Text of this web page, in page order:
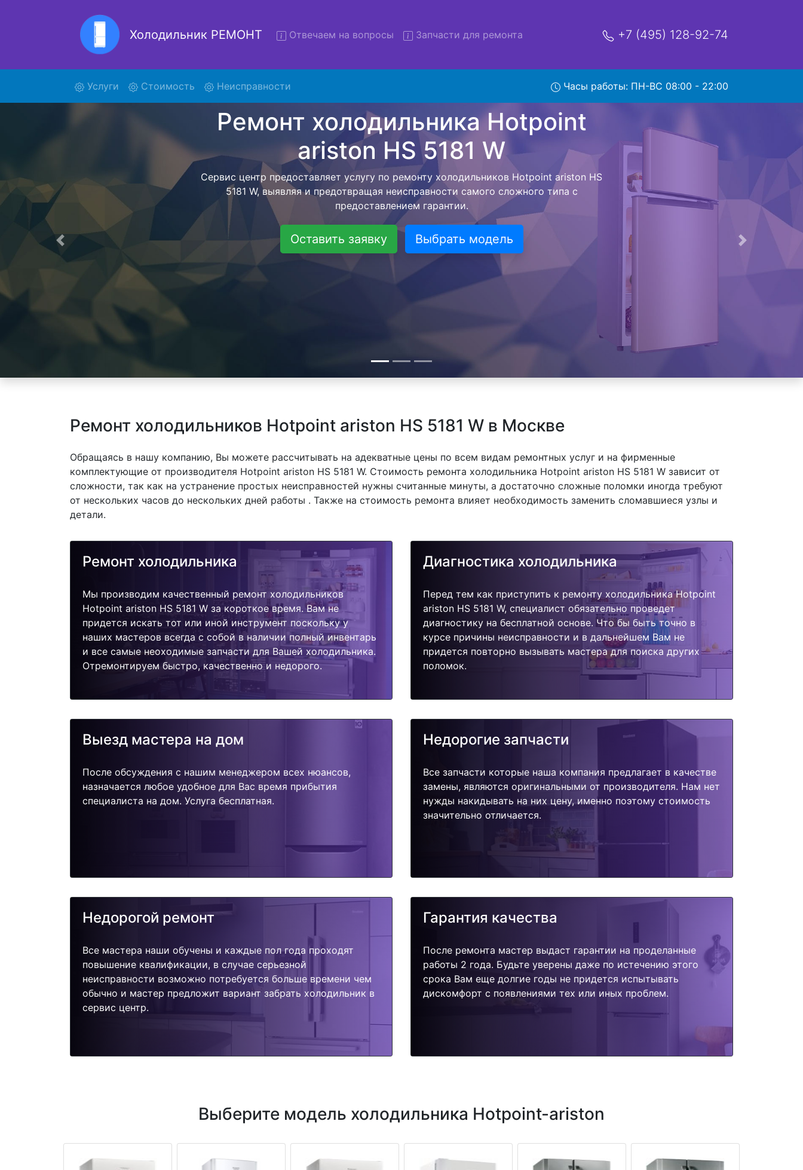
Холодильник РЕМОНТ Отвечаем на вопросы Запчасти для ремонта +7 (495) 128-92-74
Услуги (current)Стоимость Неисправности Часы работы: ПН-ВС 08:00 - 22:00
Ремонт холодильников с вывозом - чтобы клиент не тратил свое время и деньги на
поиски курьерской службы, наш мастер сам заберет холодильник Hotpoint ariston
HS 5181 W и отвезет в сервисный центр. Ремонт холодильника Hotpoint ariston HS
5181 W осуществляется внутри сервисного центра, тем самым Вам не предстоит
ожидать мастера как закончит с ремонтом. Перед тем как холодильная техника
сдается, согласовывается конечная стоимость работ и в дальнейшем фиксируется.
Перечень бесплатных услуг от компании - Доставка холодильников , выезд
специалиста, консультирование и диагностика.
Оставить заявку Выбрать модель
Предыдущая Следующая
Ремонт холодильников Hotpoint ariston HS 5181 W в Москве
Обращаясь в нашу компанию, Вы можете рассчитывать на адекватные цены по всем видам ремонтных услуг и на фирменные
комплектующие от производителя Hotpoint ariston HS 5181 W. Стоимость ремонта холодильника Hotpoint ariston HS 5181 W зависит от
сложности, так как на устранение простых неисправностей нужны считанные минуты, а достаточно сложные поломки иногда требуют
от нескольких часов до нескольких дней работы . Также на стоимость ремонта влияет необходимость заменить сломавшиеся узлы и
детали.
Ремонт холодильника
Мы производим качественный ремонт холодильников
Hotpoint ariston HS 5181 W за короткое время. Вам не
придется искать тот или иной инструмент поскольку у
наших мастеров всегда с собой в наличии полный инвентарь
и все самые неоходимые запчасти для Вашей холодильника.
Отремонтируем быстро, качественно и недорого.
Диагностика холодильника
Перед тем как приступить к ремонту холодильника Hotpoint
ariston HS 5181 W, специалист обязательно проведет
диагностику на бесплатной основе. Что бы быть точно в
курсе причины неисправности и в дальнейшем Вам не
придется повторно вызывать мастера для поиска других
поломок.
Выезд мастера на дом
После обсуждения с нашим менеджером всех нюансов,
назначается любое удобное для Вас время прибытия
специалиста на дом. Услуга бесплатная.
Недорогие запчасти
Все запчасти которые наша компания предлагает в качестве
замены, являются оригинальными от производителя. Нам нет
нужды накидывать на них цену, именно поэтому стоимость
значительно отличается.
Недорогой ремонт
Все мастера наши обучены и каждые пол года проходят
повышение квалификации, в случае серьезной
неисправности возможно потребуется больше времени чем
обычно и мастер предложит вариант забрать холодильник в
сервис центр.
Гарантия качества
После ремонта мастер выдаст гарантии на проделанные
работы 2 года. Будьте уверены даже по истечению этого
срока Вам еще долгие годы не придется испытывать
дискомфорт с появлениями тех или иных проблем.
Выберите модель холодильника Hotpoint-ariston